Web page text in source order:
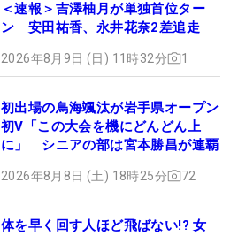
＜速報＞吉澤柚月が単独首位ター
ン 安田祐香、永井花奈2差追走
2026年8月9日 (日) 11時32分 1
初出場の鳥海颯汰が岩手県オープン
初V「この大会を機にどんどん上
に」 シニアの部は宮本勝昌が連覇
2026年8月8日 (土) 18時25分 72
体を早く回す人ほど飛ばない!? 女